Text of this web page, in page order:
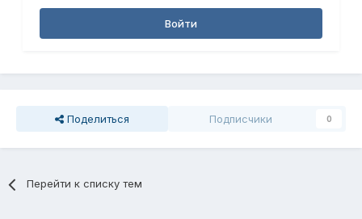
Войти
Поделиться Подписчики 0
Перейти к списку тем